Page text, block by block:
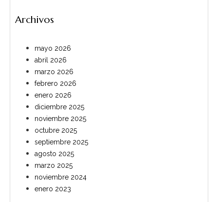
Archivos
mayo 2026
abril 2026
marzo 2026
febrero 2026
enero 2026
diciembre 2025
noviembre 2025
octubre 2025
septiembre 2025
agosto 2025
marzo 2025
noviembre 2024
enero 2023